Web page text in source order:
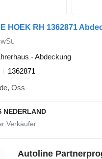
- Abdeckung
1362871
Oss
NEDERLAND
Autoline